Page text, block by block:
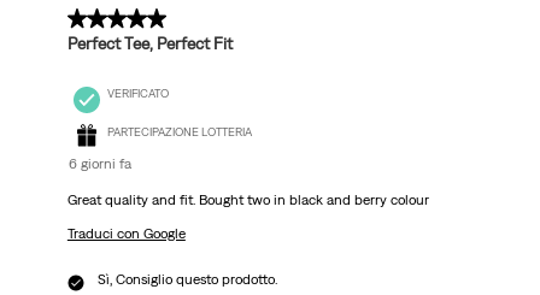
5 su 5 stelle.
Perfect Tee, Perfect Fit
VERIFICATO
PARTECIPAZIONE LOTTERIA
6 giorni fa
Great quality and fit. Bought two in black and berry colour
Traduci con Google
Sì, Consiglio questo prodotto.